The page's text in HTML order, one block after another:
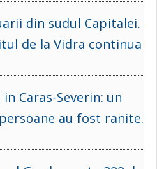
din sudul Capitalei.
de la Vidra continua
Caras-Severin: un
au fost ranite.